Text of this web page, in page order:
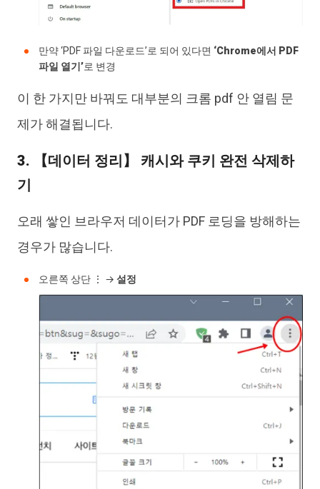
만약 ‘PDF 파일 다운로드’로 되어 있다면 ‘Chrome에서 PDF
파일 열기’로 변경
이 한 가지만 바꿔도 대부분의 크롬 pdf 안 열림 문
제가 해결됩니다.
3. 【데이터 정리】 캐시와 쿠키 완전 삭제하
기
오래 쌓인 브라우저 데이터가 PDF 로딩을 방해하는
경우가 많습니다.
오른쪽 상단 ⋮ → 설정